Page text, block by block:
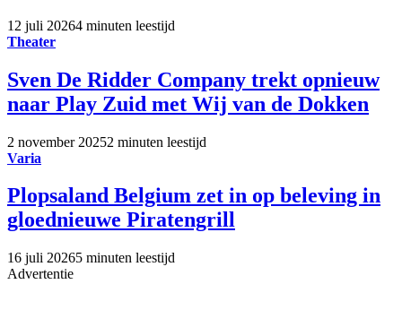
12 juli 20264 minuten leestijd
Theater
Sven De Ridder Company trekt opnieuw
naar Play Zuid met Wij van de Dokken
2 november 20252 minuten leestijd
Varia
Plopsaland Belgium zet in op beleving in
gloednieuwe Piratengrill
16 juli 20265 minuten leestijd
Advertentie